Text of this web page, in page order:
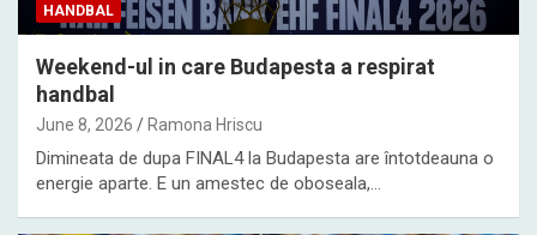
HANDBAL
Weekend-ul in care Budapesta a respirat
handbal
June 8, 2026 Ramona Hriscu
Dimineata de dupa FINAL4 la Budapesta are întotdeauna o
energie aparte. E un amestec de oboseala,…